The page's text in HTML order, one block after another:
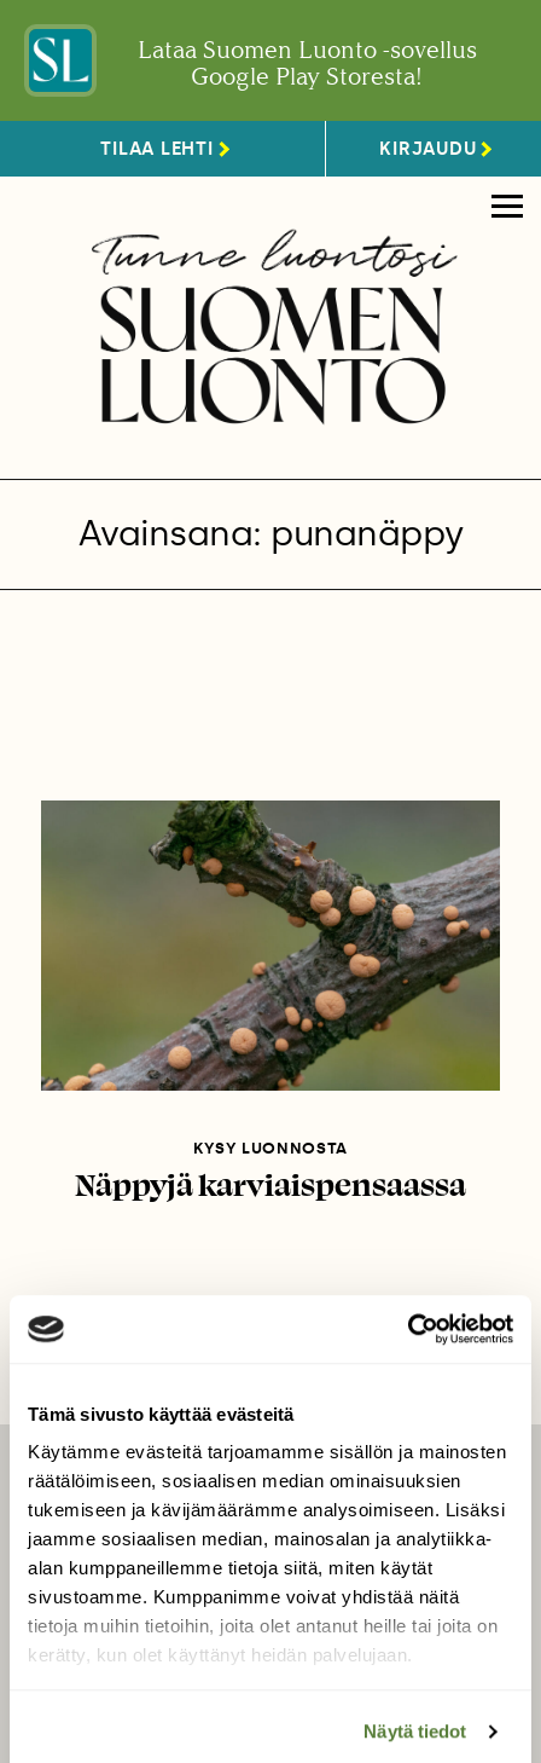
Tämä sivusto käyttää evästeitä
Käytämme evästeitä tarjoamamme sisällön ja mainosten
räätälöimiseen, sosiaalisen median ominaisuuksien
tukemiseen ja kävijämäärämme analysoimiseen. Lisäksi
jaamme sosiaalisen median, mainosalan ja analytiikka-
alan kumppaneillemme tietoja siitä, miten käytät
sivustoamme. Kumppanimme voivat yhdistää näitä
tietoja muihin tietoihin, joita olet antanut heille tai joita on
kerätty, kun olet käyttänyt heidän palvelujaan.
Näytä tiedot
Lataa Suomen Luonto -sovellus
Google Play Storesta!
TILAA LEHTI KIRJAUDU
Avainsana: punanäppy
KYSY LUONNOSTA
Näppyjä karviaispensaassa
LEHTI
Uusin lehti
Tilaa Suomen Luonto
Tilaa digilukuoikeus
Äänestä parasta juttua
Tilaa uutiskirje